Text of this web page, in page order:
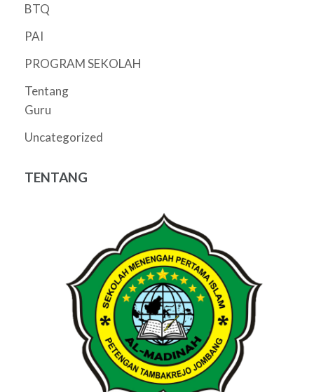
BTQ
PAI
PROGRAM SEKOLAH
Tentang
Guru
Uncategorized
TENTANG